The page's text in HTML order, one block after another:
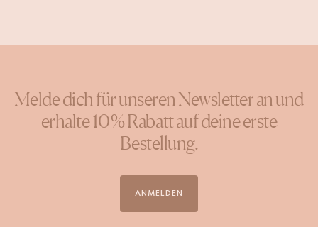
Melde dich für unseren Newsletter an und
erhalte 10 % Rabatt auf deine erste
Bestellung.
ANMELDEN